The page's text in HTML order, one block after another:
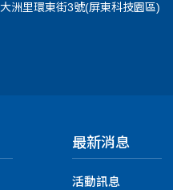
洲里環東街3號(屏東科技園區)
最新消息
活動訊息